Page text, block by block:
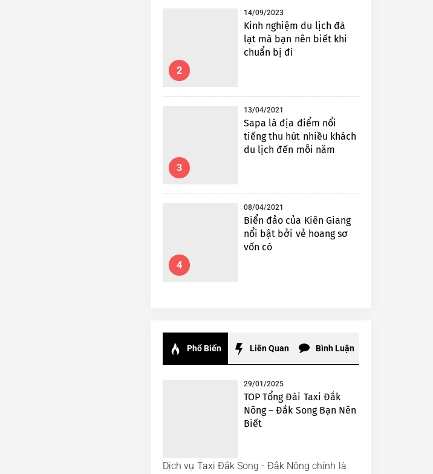
2
14/09/2023
Kinh nghiệm du lịch đà
lạt mà bạn nên biết khi
chuẩn bị đi
3
13/04/2021
Sapa là địa điểm nổi
tiếng thu hút nhiều khách
du lịch đến mỗi năm
4
08/04/2021
Biển đảo của Kiên Giang
nổi bật bởi vẻ hoang sơ
vốn có
Phổ Biến Liên Quan Bình Luận
29/01/2025
TOP Tổng Đài Taxi Đắk
Nông – Đắk Song Bạn Nên
Biết
Dịch vụ Taxi Đắk Song - Đắk Nông chính là